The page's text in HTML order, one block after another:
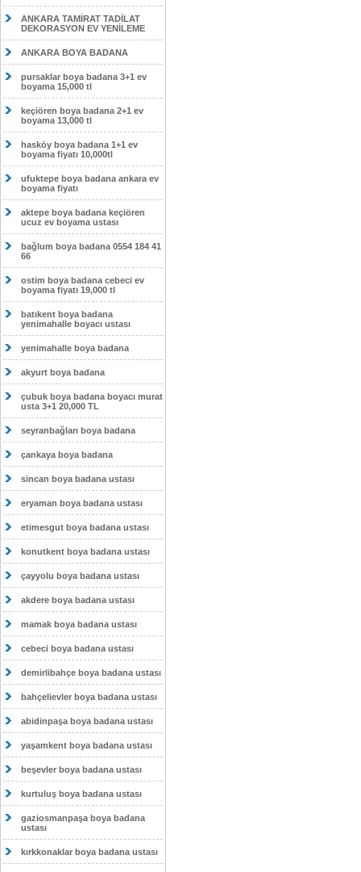
ANKARA TAMİRAT TADİLAT
DEKORASYON EV YENİLEME
ANKARA BOYA BADANA
pursaklar boya badana 3+1 ev
boyama 15,000 tl
keçiören boya badana 2+1 ev
boyama 13,000 tl
hasköy boya badana 1+1 ev
boyama fiyatı 10,000tl
ufuktepe boya badana ankara ev
boyama fiyatı
aktepe boya badana keçiören
ucuz ev boyama ustası
bağlum boya badana 0554 184 41
66
ostim boya badana cebeci ev
boyama fiyatı 19,000 tl
batıkent boya badana
yenimahalle boyacı ustası
yenimahalle boya badana
akyurt boya badana
çubuk boya badana boyacı murat
usta 3+1 20,000 TL
seyranbağları boya badana
çankaya boya badana
sincan boya badana ustası
eryaman boya badana ustası
etimesgut boya badana ustası
konutkent boya badana ustası
çayyolu boya badana ustası
akdere boya badana ustası
mamak boya badana ustası
cebeci boya badana ustası
demirlibahçe boya badana ustası
bahçelievler boya badana ustası
abidinpaşa boya badana ustası
yaşamkent boya badana ustası
beşevler boya badana ustası
kurtuluş boya badana ustası
gaziosmanpaşa boya badana
ustası
kırkkonaklar boya badana ustası